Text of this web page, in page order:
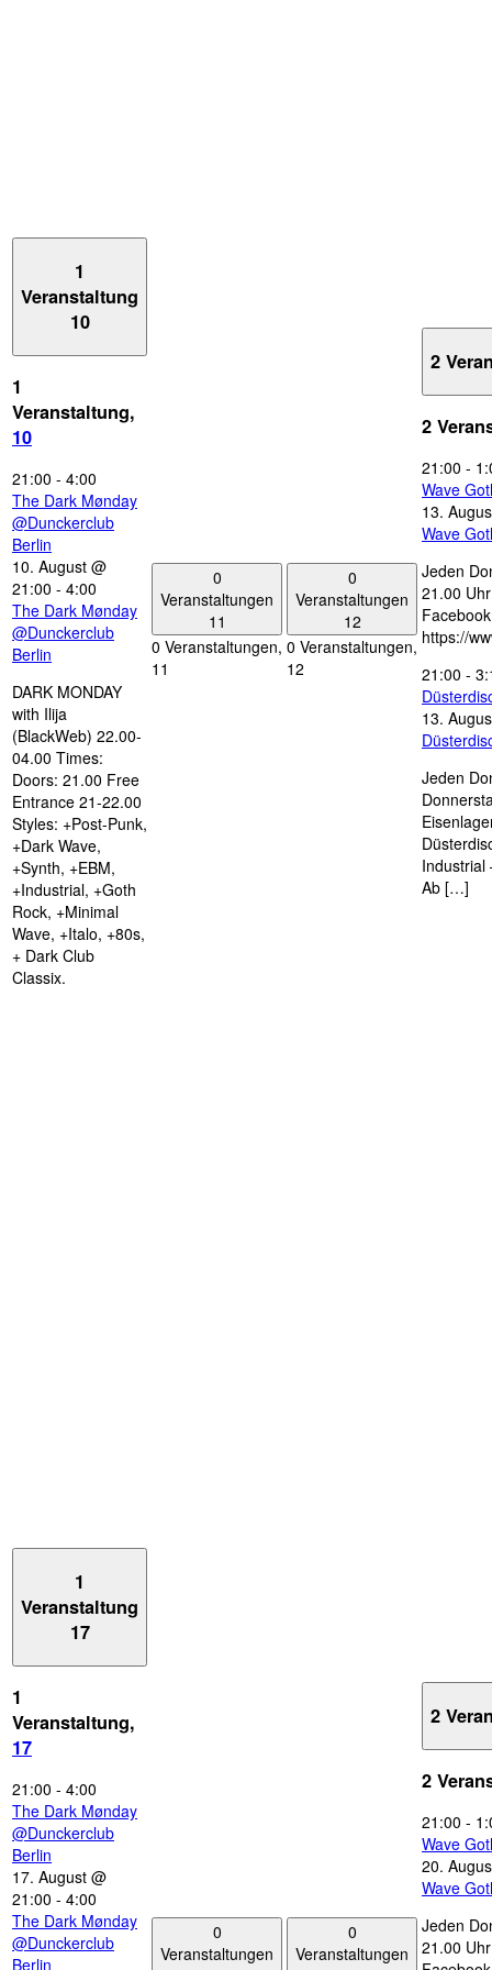
1
Veranstaltung
10
1
Veranstaltung,
10
21:00 - 4:00
The Dark Mønday
@Dunckerclub
Berlin
10. August @
21:00 - 4:00
The Dark Mønday
@Dunckerclub
Berlin
DARK MONDAY
with Ilija
(BlackWeb) 22.00-
04.00 Times:
Doors: 21.00 Free
Entrance 21-22.00
Styles: +Post-Punk,
+Dark Wave,
+Synth, +EBM,
+Industrial, +Goth
Rock, +Minimal
Wave, +Italo, +80s,
+ Dark Club
Classix.
0
Veranstaltungen
11
0 Veranstaltungen,
11
0
Veranstaltungen
12
0 Veranstaltungen,
12
2
2
21:00 -
Wave
13.
Wave
Jeden
21.00
https://
21:00 -
13.
Jeden
Industrial
Ab […]
1
Veranstaltung
17
1
Veranstaltung,
17
21:00 - 4:00
The Dark Mønday
@Dunckerclub
Berlin
17. August @
21:00 - 4:00
The Dark Mønday
@Dunckerclub
Berlin
0
Veranstaltungen
0
Veranstaltungen
2
2
21:00 -
Wave
20.
Wave
Jeden
21.00